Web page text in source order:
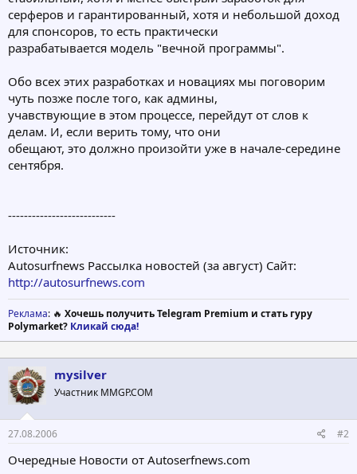
серферов и гарантированный, хотя и небольшой доход
для спонсоров, то есть практически
разрабатывается модель "вечной программы".
Обо всех этих разработках и новациях мы поговорим
чуть позже после того, как админы,
учавствующие в этом процессе, перейдут от слов к
делам. И, если верить тому, что они
обещают, это должно произойти уже в начале-середине
сентября.
---------------------------
Источник:
Autosurfnews Рассылка новостей (за август) Сайт:
http://autosurfnews.com
Реклама: 🔥 Хочешь получить Telegram Premium и стать гуру
Polymarket? Кликай сюда!
mysilver
Участник MMGP.COM
27.08.2006 #2
Очередные Новости от Autoserfnews.com